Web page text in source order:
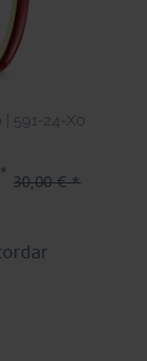
591-24-X0
30,00 € *